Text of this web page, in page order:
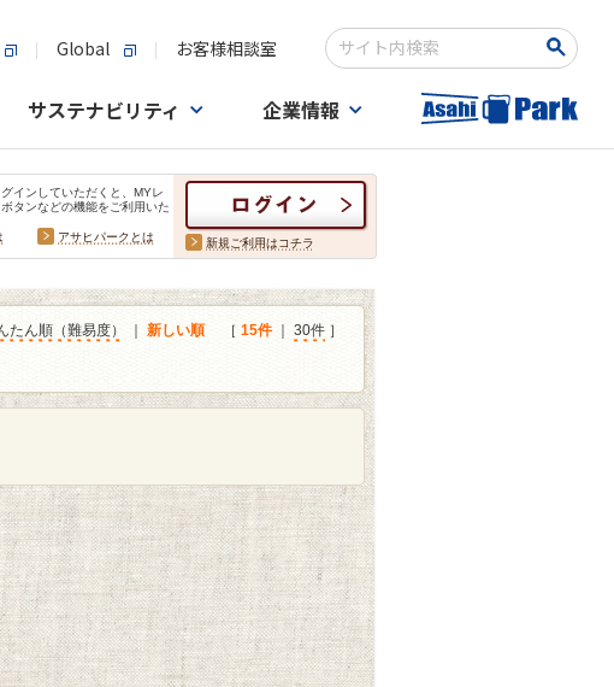
Global お客様相談室
検索キーワード入力
サステナビリティ 企業情報
インしていただくと、MYレ
タンなどの機能をご利用いた
アサヒパークとは 新規ご利用はコチラ
たん順（難易度） 新しい順 ［ 15件｜ 30件 ］